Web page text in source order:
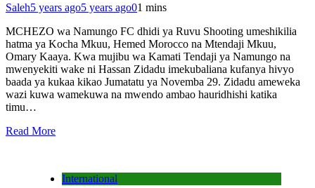
Saleh5 years ago5 years ago01 mins
MCHEZO wa Namungo FC dhidi ya Ruvu Shooting umeshikilia
hatma ya Kocha Mkuu, Hemed Morocco na Mtendaji Mkuu,
Omary Kaaya. Kwa mujibu wa Kamati Tendaji ya Namungo na
mwenyekiti wake ni Hassan Zidadu imekubaliana kufanya hivyo
baada ya kukaa kikao Jumatatu ya Novemba 29. Zidadu ameweka
wazi kuwa wamekuwa na mwendo ambao hauridhishi katika
timu…
Read More
International